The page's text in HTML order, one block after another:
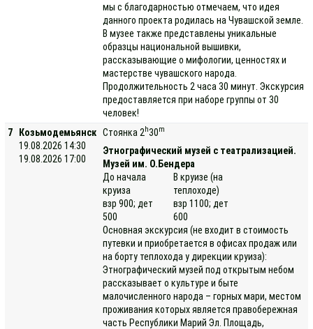
мы с благодарностью отмечаем, что идея
данного проекта родилась на Чувашской земле.
В музее также представлены уникальные
образцы национальной вышивки,
рассказывающие о мифологии, ценностях и
мастерстве чувашского народа.
Продолжительность 2 часа 30 минут. Экскурсия
предоставляется при наборе группы от 30
человек!
7
Козьмодемьянск
19.08.2026 14:30
19.08.2026 17:00
Стоянка 2 h30m
Этнографический музей с театрализацией.
Музей им. О.Бендера
До начала
круиза
взр 900; дет
500
В круизе (на
теплоходе)
взр 1100; дет
600
Основная экскурсия (не входит в стоимость
путевки и приобретается в офисах продаж или
на борту теплохода у дирекции круиза):
Этнографический музей под открытым небом
рассказывает о культуре и быте
малочисленного народа – горных мари, местом
проживания которых является правобережная
часть Республики Марий Эл. Площадь,